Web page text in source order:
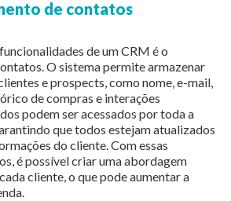
de contatos
de um CRM é o
O sistema permite armazenar
e prospects, como nome, e-mail,
de compras e interações
podem ser acessados por toda a
que todos estejam atualizados
do cliente. Com essas
é possível criar uma abordagem
cliente, o que pode aumentar a